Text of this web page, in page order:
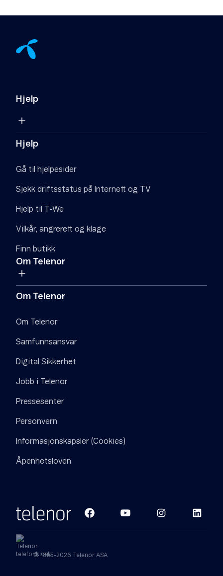
Hjelp
Hjelp
Gå til hjelpesider
Sjekk driftsstatus på Internett og TV
Hjelp til T-We
Vilkår, angrerett og klage
Finn butikk
Om Telenor
Om Telenor
Om Telenor
Samfunnsansvar
Digital Sikkerhet
Jobb i Telenor
Pressesenter
Personvern
Informasjonskapsler (Cookies)
Åpenhetsloven
© 1855-2026 Telenor ASA